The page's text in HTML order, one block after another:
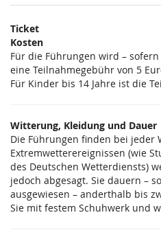
Produkte
Unkategorisierte
Produkte
Ticket
Kosten
Für die Führungen wird –
eine Teilnahmegebühr von 5
Für Kinder bis 14 Jahre ist die
Witterung, Kleidung und Dauer
Die Führungen finden bei jeder
Extremwetterereignissen (wie
des Deutschen Wetterdiensts)
jedoch abgesagt. Sie dauern –
ausgewiesen – anderthalb bis
Sie mit festem Schuhwerk und